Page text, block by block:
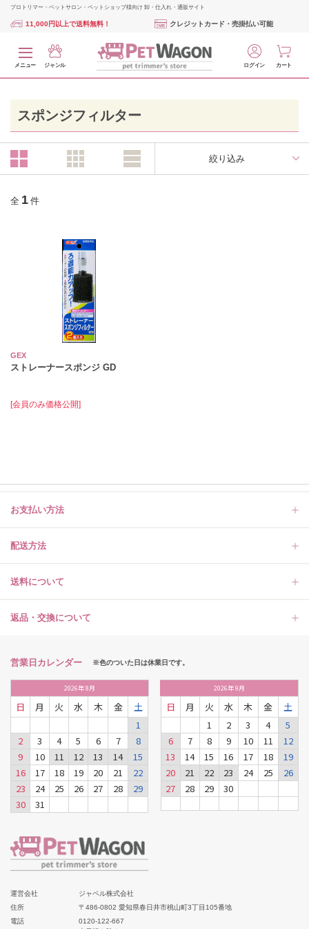
プロトリマー・ペットサロン・ペットショップ様向け 卸・仕入れ・通販サイト
11,000円以上で送料無料！ クレジットカード・売掛払い可能
メニュー ジャンル ログイン カート
スポンジフィルター
絞り込み
全 1 件
GEX
ストレーナースポンジ GD
[会員のみ価格公開]
お支払い方法
配送方法
送料について
返品・交換について
営業日カレンダー ※色のついた日は休業日です。
2026年8月
日 月 火 水 木 金
土
1
2
3 4 5 6 7
8
9
10 11 12 13 14
15
16
17 18 19 20 21
22
23
24 25 26 27 28
29
30
31
2026年9月
日 月 火 水 木 金
土
1
2 3 4
5
6
7 8 9 10 11
12
13
14 15 16 17 18
19
20
21 22 23 24 25
26
27
28 29 30
運営会社
ジャペル株式会社
住所
〒486-0802 愛知県春日井市桃山町3丁目105番地
電話
0120-122-667